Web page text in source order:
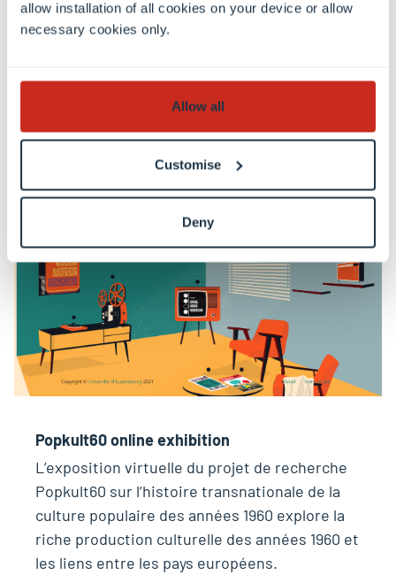
allow installation of all cookies on your device or allow
necessary cookies only.
Allow all
Customise
Deny
histoires et la mémoire des victimes et des
Popkult60 online exhibition
L’exposition virtuelle du projet de recherche
Popkult60 sur l’histoire transnationale de la
culture populaire des années 1960 explore la
riche production culturelle des années 1960 et
les liens entre les pays européens.